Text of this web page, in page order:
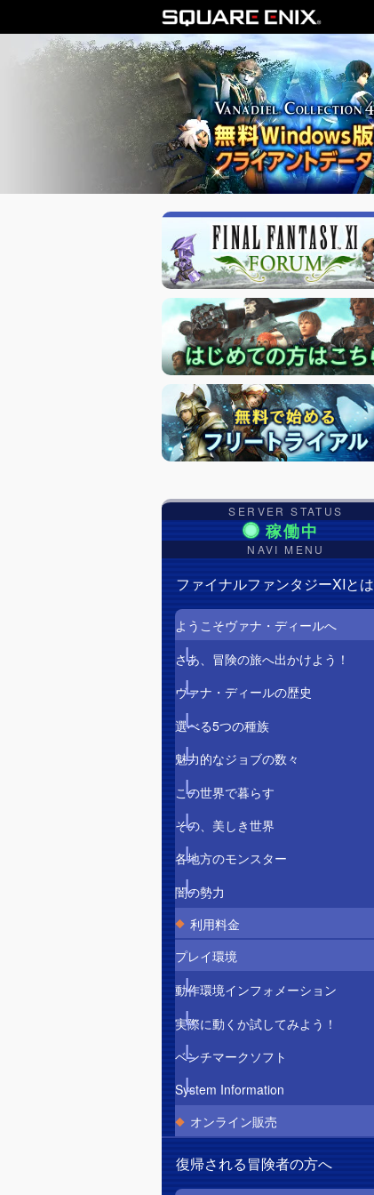
SERVER STATUS
NAVI MENU
ファイナルファンタジーXIとは
ようこそヴァナ・ディールへ
さあ、冒険の旅へ出かけよう！
ヴァナ・ディールの歴史
選べる5つの種族
魅力的なジョブの数々
この世界で暮らす
その、美しき世界
各地方のモンスター
闇の勢力
利用料金
プレイ環境
動作環境インフォメーション
実際に動くか試してみよう！
ベンチマークソフト
System Information
オンライン販売
復帰される冒険者の方へ